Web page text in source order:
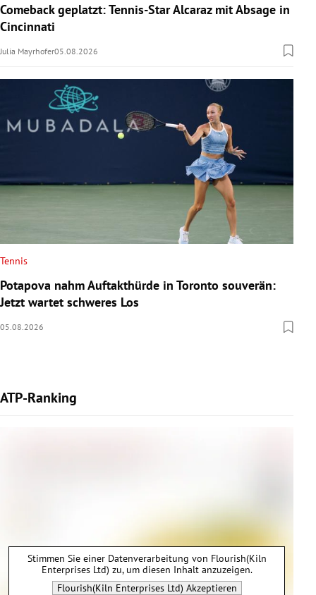
Comeback geplatzt: Tennis-Star Alcaraz mit Absage in
Cincinnati
Julia Mayrhofer05.08.2026
Tennis
Potapova nahm Auftakthürde in Toronto souverän:
Jetzt wartet schweres Los
05.08.2026
ATP-Ranking
Stimmen Sie einer Datenverarbeitung von Flourish(Kiln
Enterprises Ltd) zu, um diesen Inhalt anzuzeigen.
Flourish(Kiln Enterprises Ltd) Akzeptieren